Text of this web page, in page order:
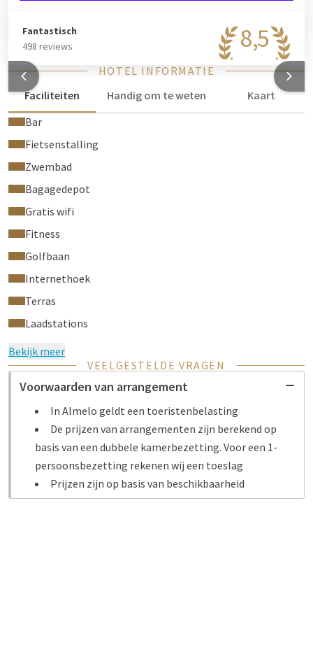
8,5
Fantastisch
498 reviews
HOTEL INFORMATIE
Faciliteiten
Handig om te weten
Kaart
Bar
Fietsenstalling
Zwembad
Bagagedepot
Gratis wifi
Fitness
Golfbaan
Internethoek
Terras
Laadstations
Bekijk meer
VEELGESTELDE VRAGEN
Voorwaarden van arrangement
In Almelo geldt een toeristenbelasting
De prijzen van arrangementen zijn berekend op
basis van een dubbele kamerbezetting. Voor een 1-
persoonsbezetting rekenen wij een toeslag
Prijzen zijn op basis van beschikbaarheid